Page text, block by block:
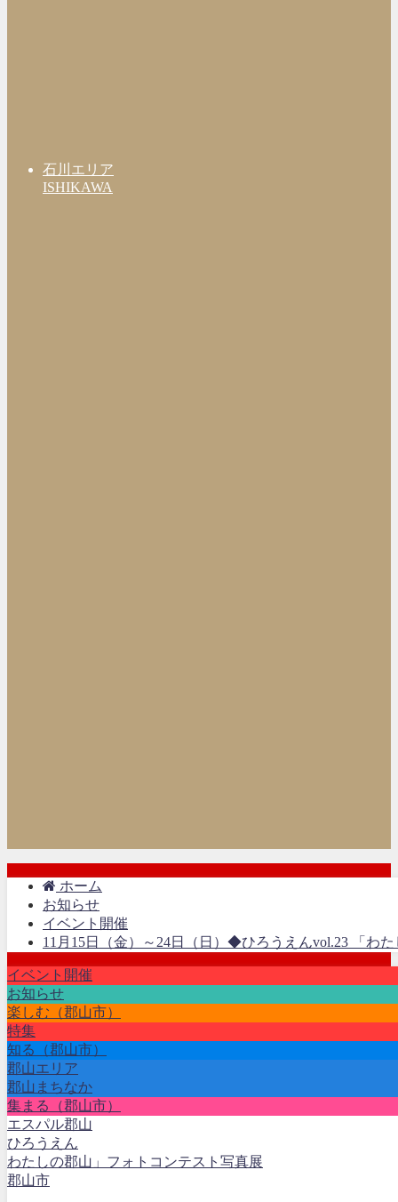
石川エリア
ISHIKAWA
ホーム
お知らせ
イベント開催
11月15日（金）～24日（日）◆ひろうえんvol.23 「わ
イベント開催
お知らせ
楽しむ（郡山市）
特集
知る（郡山市）
郡山エリア
郡山まちなか
集まる（郡山市）
エスパル郡山
ひろうえん
わたしの郡山」フォトコンテスト写真展
郡山市